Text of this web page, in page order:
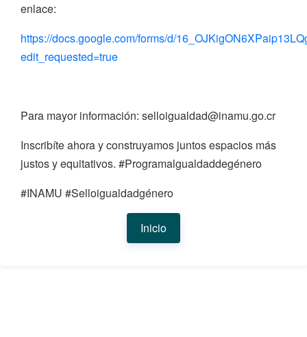
enlace:
https://docs.google.com/forms/d/
edit_requested=true
Para mayor información: selloigualdad@inamu.go.cr
Inscribíte ahora y construyamos juntos espacios más
justos y equitativos. #Programalgualdaddegénero
#INAMU #Selloigualdadgénero
Inicio